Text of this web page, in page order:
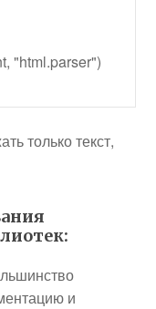
"html.parser")
только текст,
и